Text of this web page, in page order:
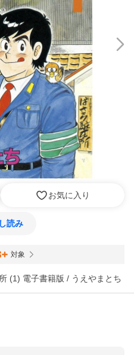
お気に入り
読み
対象
(1) 電子書籍版 / うえやまとち